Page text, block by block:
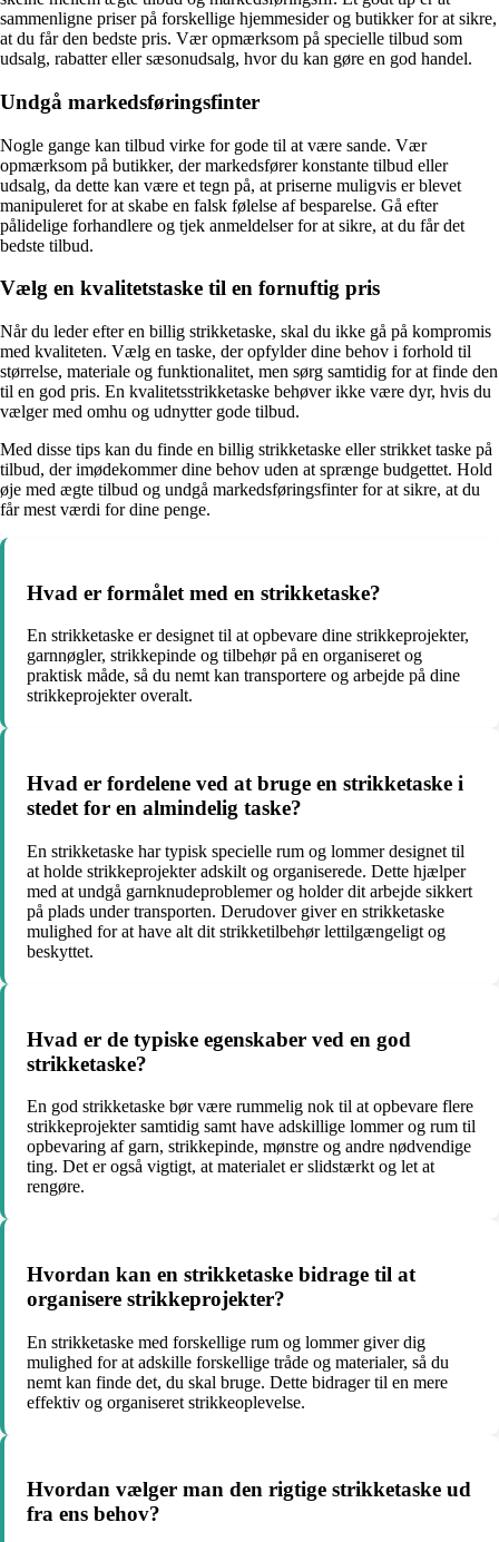
sammenligne priser på forskellige hjemmesider og butikker for at sikre,
at du får den bedste pris. Vær opmærksom på specielle tilbud som
udsalg, rabatter eller sæsonudsalg, hvor du kan gøre en god handel.
Undgå markedsføringsfinter
Nogle gange kan tilbud virke for gode til at være sande. Vær
opmærksom på butikker, der markedsfører konstante tilbud eller
udsalg, da dette kan være et tegn på, at priserne muligvis er blevet
manipuleret for at skabe en falsk følelse af besparelse. Gå efter
pålidelige forhandlere og tjek anmeldelser for at sikre, at du får det
bedste tilbud.
Vælg en kvalitetstaske til en fornuftig pris
Når du leder efter en billig strikketaske, skal du ikke gå på kompromis
med kvaliteten. Vælg en taske, der opfylder dine behov i forhold til
størrelse, materiale og funktionalitet, men sørg samtidig for at finde den
til en god pris. En kvalitetsstrikketaske behøver ikke være dyr, hvis du
vælger med omhu og udnytter gode tilbud.
Med disse tips kan du finde en billig strikketaske eller strikket taske på
tilbud, der imødekommer dine behov uden at sprænge budgettet. Hold
øje med ægte tilbud og undgå markedsføringsfinter for at sikre, at du
får mest værdi for dine penge.
Hvad er formålet med en strikketaske?
En strikketaske er designet til at opbevare dine strikkeprojekter,
garnnøgler, strikkepinde og tilbehør på en organiseret og
praktisk måde, så du nemt kan transportere og arbejde på dine
strikkeprojekter overalt.
Hvad er fordelene ved at bruge en strikketaske i
stedet for en almindelig taske?
En strikketaske har typisk specielle rum og lommer designet til
at holde strikkeprojekter adskilt og organiserede. Dette hjælper
med at undgå garnknudeproblemer og holder dit arbejde sikkert
på plads under transporten. Derudover giver en strikketaske
mulighed for at have alt dit strikketilbehør lettilgængeligt og
beskyttet.
Hvad er de typiske egenskaber ved en god
strikketaske?
En god strikketaske bør være rummelig nok til at opbevare flere
strikkeprojekter samtidig samt have adskillige lommer og rum til
opbevaring af garn, strikkepinde, mønstre og andre nødvendige
ting. Det er også vigtigt, at materialet er slidstærkt og let at
rengøre.
Hvordan kan en strikketaske bidrage til at
organisere strikkeprojekter?
En strikketaske med forskellige rum og lommer giver dig
mulighed for at adskille forskellige tråde og materialer, så du
nemt kan finde det, du skal bruge. Dette bidrager til en mere
effektiv og organiseret strikkeoplevelse.
Hvordan vælger man den rigtige strikketaske ud
fra ens behov?